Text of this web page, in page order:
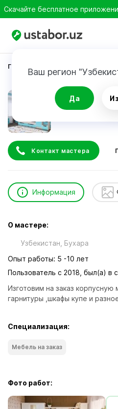
Скачайте бесплатное
Ваш регион
Да
Главная
Комил
Контакт мастера
Информация
О мастере:
Узбекистан, Бухара
Опыт работы: 5 -10 лет
Пользователь с 2018, был(а) в
Изготовим на заказ корпусную
гарнитуры ,шкафы купе и
Специализация:
Мебель на заказ
Фото работ: